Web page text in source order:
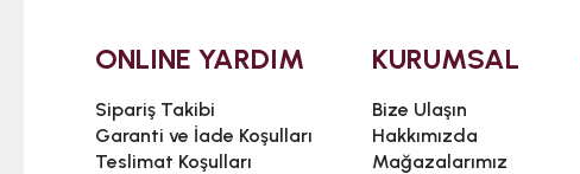
ONLINE YARDIM
Sipariş Takibi
Garanti ve İade Koşulları
Teslimat Koşulları
KURUMSAL
Bize Ulaşın
Hakkımızda
Mağazalarımız